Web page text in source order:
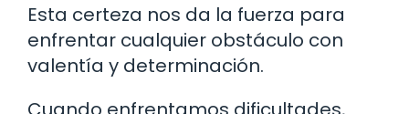
Esta certeza nos da la fuerza para
enfrentar cualquier obstáculo con
valentía y determinación.